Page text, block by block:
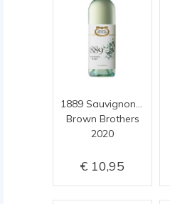
Brown Brothers
2020
10,95